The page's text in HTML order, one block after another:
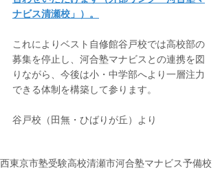
ナビス清瀬校」）。
これによりベスト自修館谷戸校では高校部の
募集を停止し、河合塾マナビスとの連携を図
りながら、今後は小・中学部へより一層注力
できる体制を構築して参ります。
谷戸校（田無・ひばりが丘）より
西東京市塾受験高校清瀬市河合塾マナビス予備校